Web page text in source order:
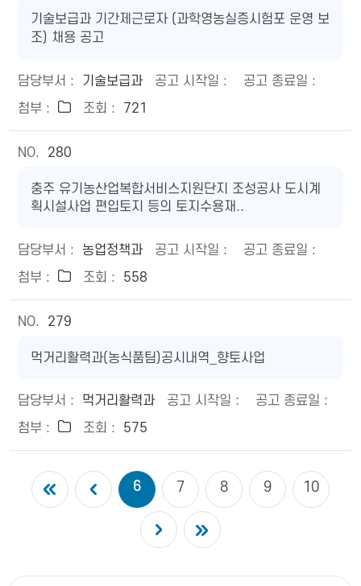
기술보급과 기간제근로자 (과학영농실증시험포 운영 보
조) 채용 공고
기술보급과
721
280
충주 유기농산업복합서비스지원단지 조성공사 도시계
획시설사업 편입토지 등의 토지수용재..
농업정책과
558
279
먹거리활력과(농식품팀)공시내역_향토사업
먹거리활력과
575
6 7 8 9 10